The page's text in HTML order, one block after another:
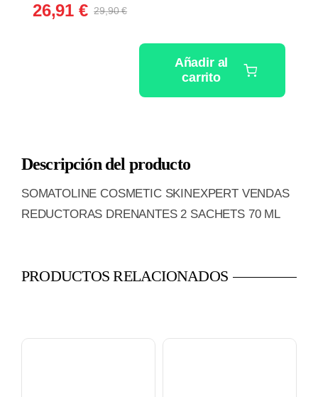
29,90€El
precio
original
29,90 €.
26,91 €
El
precio
26,91 €.
REDUCTORAS
cantidad
Añadir al
carrito
Descripción del producto
SOMATOLINE COSMETIC SKINEXPERT VENDAS
REDUCTORAS DRENANTES 2 SACHETS 70 ML
PRODUCTOS RELACIONADOS